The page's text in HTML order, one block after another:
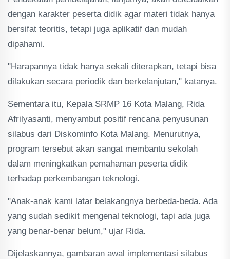
dengan karakter peserta didik agar materi tidak hanya
bersifat teoritis, tetapi juga aplikatif dan mudah
dipahami.
"Harapannya tidak hanya sekali diterapkan, tetapi bisa
dilakukan secara periodik dan berkelanjutan," katanya.
Sementara itu, Kepala SRMP 16 Kota Malang, Rida
Afrilyasanti, menyambut positif rencana penyusunan
silabus dari Diskominfo Kota Malang. Menurutnya,
program tersebut akan sangat membantu sekolah
dalam meningkatkan pemahaman peserta didik
terhadap perkembangan teknologi.
"Anak-anak kami latar belakangnya berbeda-beda. Ada
yang sudah sedikit mengenal teknologi, tapi ada juga
yang benar-benar belum," ujar Rida.
Dijelaskannya, gambaran awal implementasi silabus